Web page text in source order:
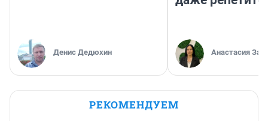
Денис Дедюхин Анастасия
РЕКОМЕНДУЕМ